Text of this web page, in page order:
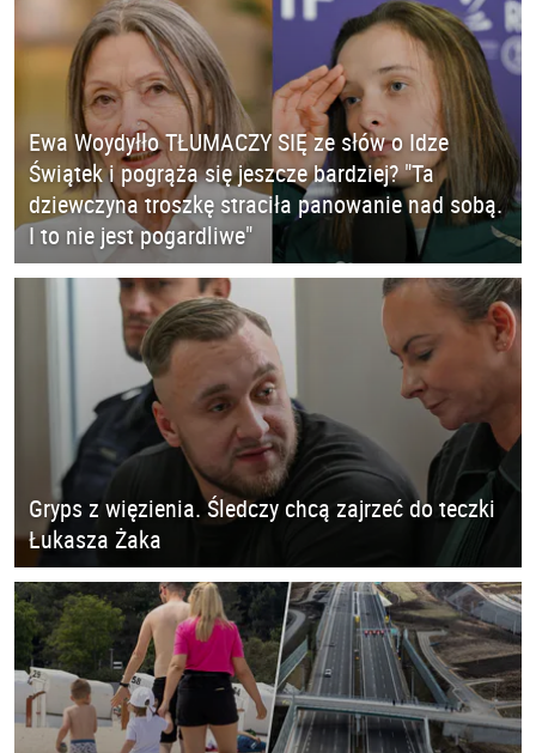
Ewa Woydyłło TŁUMACZY SIĘ ze słów o Idze
Świątek i pogrąża się jeszcze bardziej? "Ta
dziewczyna troszkę straciła panowanie nad sobą.
I to nie jest pogardliwe"
Gryps z więzienia. Śledczy chcą zajrzeć do teczki
Łukasza Żaka